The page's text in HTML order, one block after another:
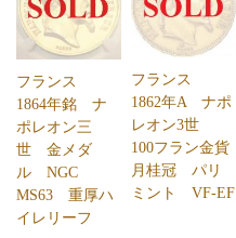
フランス
1864年銘 ナ
ポレオン三
世 金メダ
ル NGC
MS63 重厚ハ
イレリーフ
フランス
1862年A ナポ
レオン3世
100フラン金貨
月桂冠 パリ
ミント VF-EF